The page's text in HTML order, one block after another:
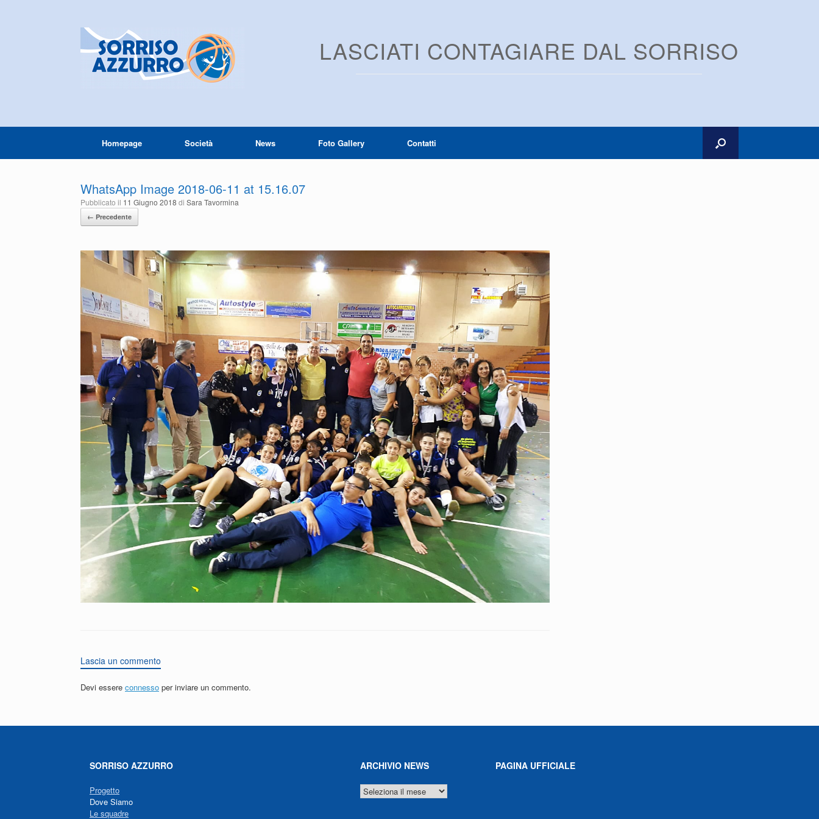
LASCIATI CONTAGIARE DAL SORRISO
Homepage Società News Foto Gallery Contatti
WhatsApp Image 2018-06-11 at 15.16.07
Pubblicato il 11 Giugno 2018 di Sara Tavormina
← Precedente
Lascia un commento
Devi essere connesso per inviare un commento.
SORRISO AZZURRO
Progetto
Dove Siamo
Le squadre
ARCHIVIO NEWS
ARCHIVIO
NEWS
PAGINA UFFICIALE